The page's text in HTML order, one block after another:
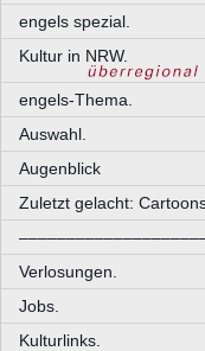
engels spezial.
Kultur in NRW.
engels-Thema.
Auswahl.
Augenblick
Zuletzt gelacht:
Verlosungen.
Jobs.
Kulturlinks.